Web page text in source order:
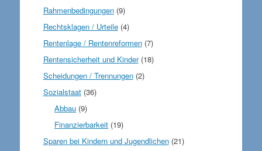
Rahmenbedingungen(9)
Rechtsklagen / Urteile(4)
Rentenlage / Rentenreformen(7)
Rentensicherheit und Kinder(18)
Scheidungen / Trennungen(2)
Sozialstaat(36)
Abbau (9)
Finanzierbarkeit (19)
Sparen bei Kindern und Jugendlichen(21)